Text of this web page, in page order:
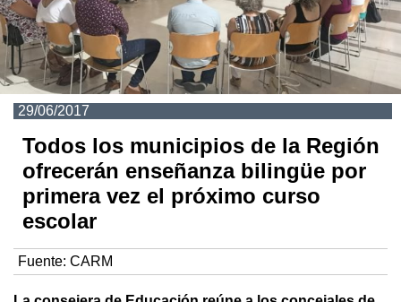
29/06/2017
Todos los municipios de la Región
ofrecerán enseñanza bilingüe por
primera vez el próximo curso
escolar
Fuente: CARM